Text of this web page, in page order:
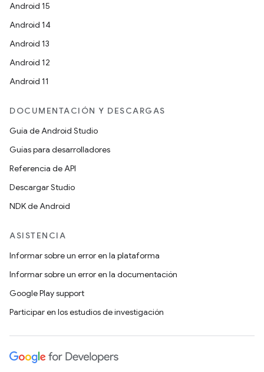
Android 15
Android 14
Android 13
Android 12
Android 11
DOCUMENTACIÓN Y DESCARGAS
Guía de Android Studio
Guías para desarrolladores
Referencia de API
Descargar Studio
NDK de Android
ASISTENCIA
Informar sobre un error en la plataforma
Informar sobre un error en la documentación
Google Play support
Participar en los estudios de investigación